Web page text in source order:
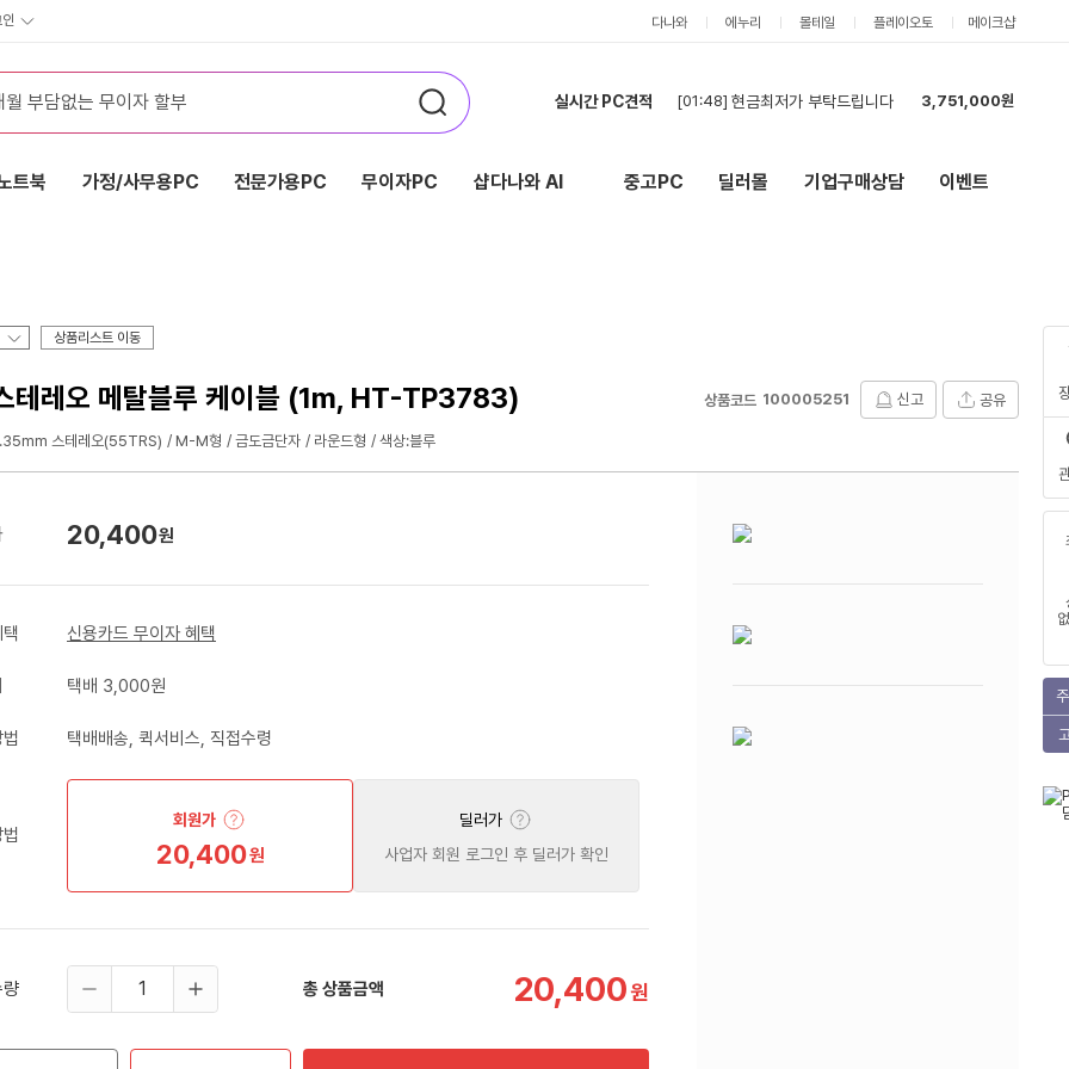
다나와 에누리 몰테일 플레이오토 메이크샵
실시간 PC견적 [01:32] ㅅ
2,842,000원
[01:08] 컴퓨터 견적 구매합니다.
3,768,000원
현금최저가 부탁드립니다 3,751,000원
트북 가정/사무용PC 전문가용PC 무이자PC 샵다나와 AI 중고PC 딜러몰 기업구매상담 이벤트
상품리스트 이동
테레오 메탈블루 케이블 (1m, HT-TP3783) 상품코드 100005251 신고 공유
스테레오(55TRS) M-M형 금도금단자 라운드형 색상:블루
20,400원
신용카드 무이자 혜택
택배 3,000원
택배배송, 퀵서비스, 직접수령
회원가
20,400원
딜러가
사업자 회원 로그인 후 딜러가 확인
량 총 상품금액 20,400원